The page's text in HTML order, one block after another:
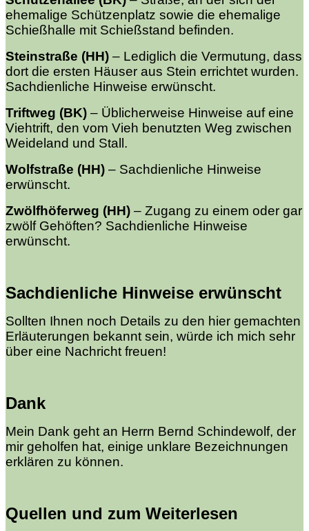
ehemalige Schützenplatz sowie die ehemalige
Schießhalle mit Schießstand befinden.
Steinstraße (HH) – Lediglich die Vermutung, dass
dort die ersten Häuser aus Stein errichtet wurden.
Sachdienliche Hinweise erwünscht.
Triftweg (BK) – Üblicherweise Hinweise auf eine
Viehtrift, den vom Vieh benutzten Weg zwischen
Weideland und Stall.
Wolfstraße (HH) – Sachdienliche Hinweise
erwünscht.
Zwölfhöferweg (HH) – Zugang zu einem oder gar
zwölf Gehöften? Sachdienliche Hinweise
erwünscht.
Sachdienliche Hinweise erwünscht
Sollten Ihnen noch Details zu den hier gemachten
Erläuterungen bekannt sein, würde ich mich sehr
über eine Nachricht freuen!
Dank
Mein Dank geht an Herrn Bernd Schindewolf, der
mir geholfen hat, einige unklare Bezeichnungen
erklären zu können.
Quellen und zum Weiterlesen